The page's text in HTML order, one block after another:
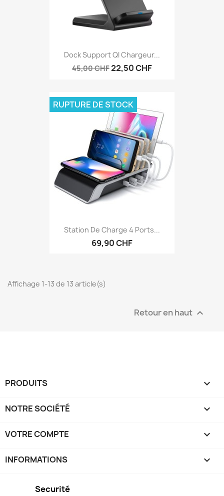
Dock Support QI Chargeur...
45,00 CHF22,50 CHF
Station De Charge 4 Ports...
69,90 CHF
RUPTURE DE STOCK
Affichage 1-13 de 13 article(s)
Retour en haut 
PRODUITS 
NOTRE SOCIÉTÉ 
VOTRE COMPTE 
INFORMATIONS keyboard_arrow_down
Securité